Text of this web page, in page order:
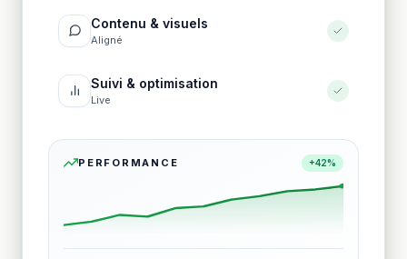
Contenu & visuels
Aligné
Suivi & optimisation
Live
PERFORMANCE +42%